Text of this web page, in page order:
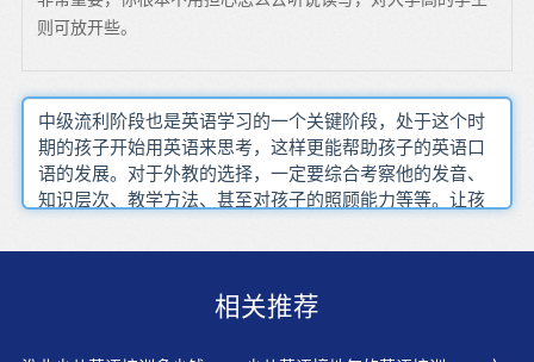
则可放开些。
中级流利阶段也是英语学习的一个关键阶段，处于这个时
期的孩子开始用英语来思考，这样更能帮助孩子的英语口
语的发展。对于外教的选择，一定要综合考察他的发音、
知识层次、教学方法、甚至对孩子的照顾能力等等。让孩
敢于犯错误。可以让孩子们在说生词的时候先用小声，学
对孩子的英语学习是非常重要的，考虑到孩子的心理特性
戏，和孩子互动起来。培养孩子学好英语的良好内部因素
相关推荐